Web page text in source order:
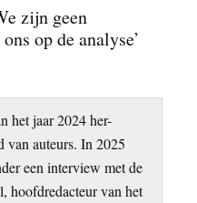
zijn geen
op de analyse’
het jaar 2024 her-
van auteurs. In 2025
een interview met de
hoofdredacteur van het